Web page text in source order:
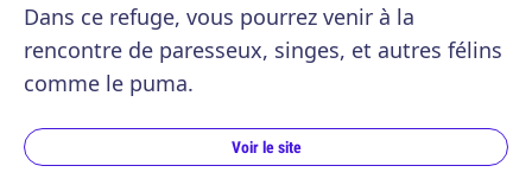
Dans ce refuge, vous pourrez venir à la
rencontre de paresseux, singes, et autres félins
comme le puma.
Voir le site